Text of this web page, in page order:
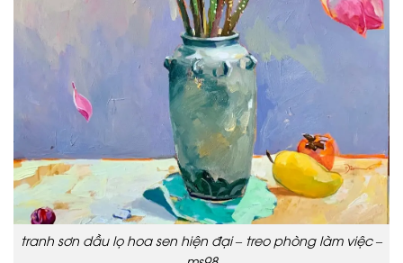
tranh sơn dầu lọ hoa sen hiện đại – treo phòng làm việc –